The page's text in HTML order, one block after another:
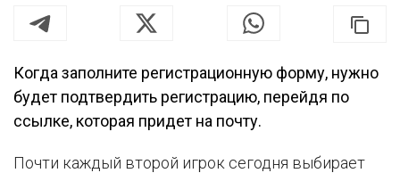
Когда заполните регистрационную форму, нужно
будет подтвердить регистрацию, перейдя по
ссылке, которая придет на почту.
Почти каждый второй игрок сегодня выбирает